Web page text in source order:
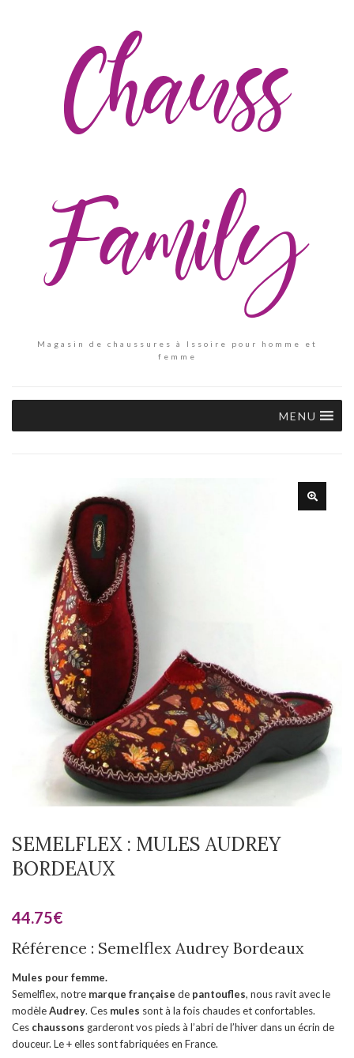
Chauss
Family
Magasin de chaussures à Issoire pour homme et
femme
MENU
SEMELFLEX : MULES AUDREY
BORDEAUX
44.75€
Référence : Semelflex Audrey Bordeaux
Mules pour femme.
Semelflex, notre marque française de pantoufles, nous ravit avec le
modèleAudrey. Ces mules sont à la fois chaudes et confortables.
Ces chaussons garderont vos pieds à l’abri de l’hiver dans un écrin de
douceur. Le + elles sont fabriquées en France.